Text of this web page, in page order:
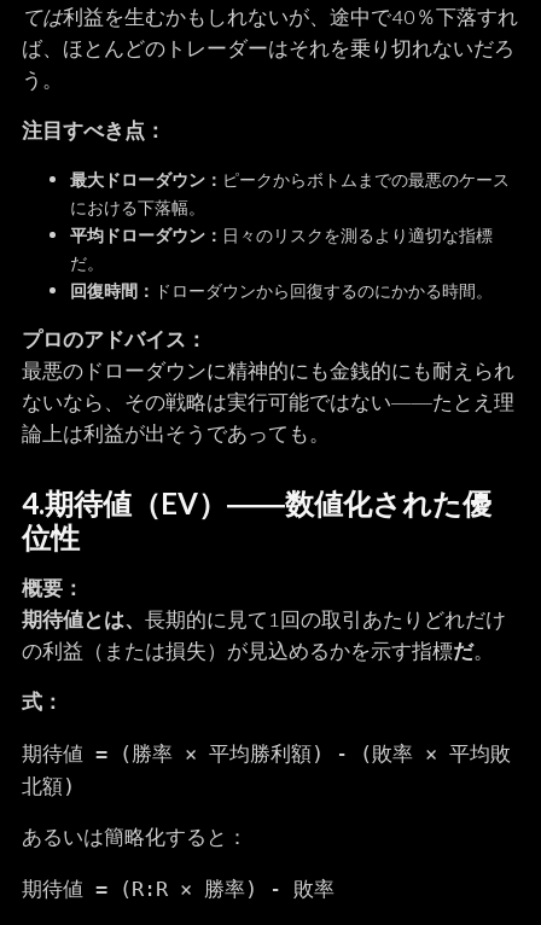
ては利益を生むかもしれないが、途中で40％下落すれ
ば、ほとんどのトレーダーはそれを乗り切れないだろ
う。
注目すべき点：
最大ドローダウン： ピークからボトムまでの最悪のケース
における下落幅。
平均ドローダウン： 日々のリスクを測るより適切な指標
だ。
回復時間： ドローダウンから回復するのにかかる時間。
プロのアドバイス：
最悪のドローダウンに精神的にも金銭的にも耐えられ
ないなら、その戦略は実行可能ではない――たとえ理
論上は利益が出そうであっても。
4.期待値（EV） ――数値化された優
位性
概要：
期待値とは、 長期的に見て1回の取引あたりどれだけ
の利益（または損失）が見込めるかを示す指標だ。
式：
期待値 = (勝率 × 平均勝利額) - (敗率 × 平均敗
北額)
あるいは簡略化すると：
期待値 = (R:R × 勝率) - 敗率